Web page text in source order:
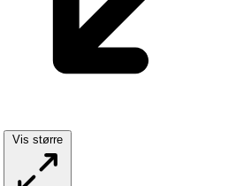
Vis større